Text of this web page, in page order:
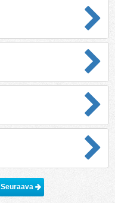
Seuraava